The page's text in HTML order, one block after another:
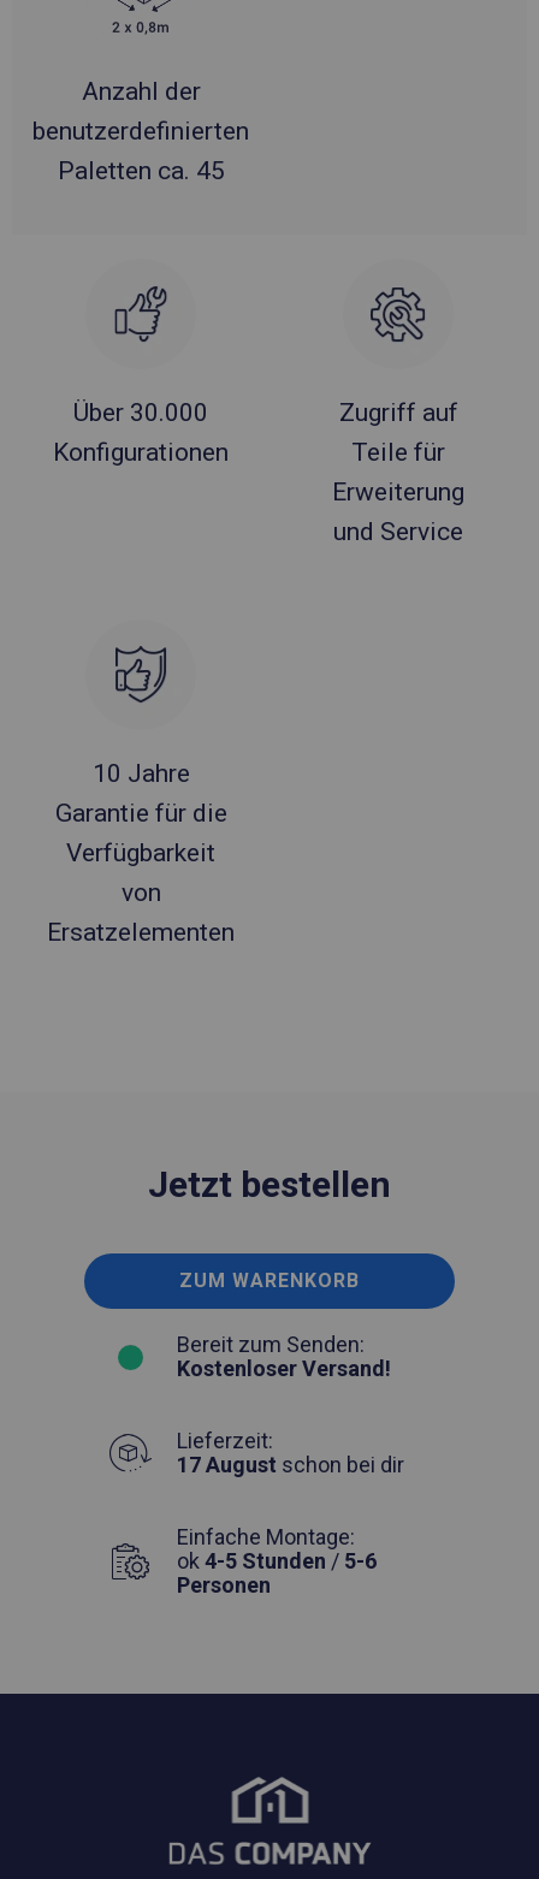
Anzahl der
benutzerdefinierten
Paletten ca. 45
Über 30.000
Konfigurationen
Zugriff auf
Teile für
Erweiterung
und Service
10 Jahre
Garantie für die
Verfügbarkeit
von
Ersatzelementen
Jetzt bestellen
ZUM WARENKORB
Bereit zum Senden:
Kostenloser Versand!
Lieferzeit:
17 August schon bei dir
Einfache Montage:
ok 4-5 Stunden / 5-6
Personen